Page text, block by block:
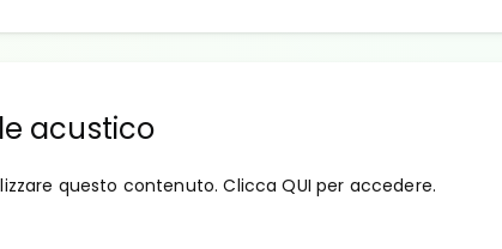
acustico
questo contenuto. Clicca QUI per accedere.